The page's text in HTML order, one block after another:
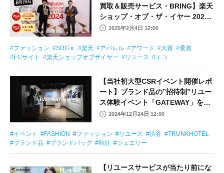
買取＆販売サービス・BRING】楽天
ショップ・オブ・ザ・イヤー 2024
にて「メンズファッションジャンル
W受賞
2025年2月4日 12:00
ファッション SDGｓ 楽天 アパレル アワード 大賞
受賞
ECサイト
楽天ショップオブザイヤー リユース エコ
【当社初大型CSRイベント開催レポ
ート】ブランド品の”招待制”リユー
ス体験イベント「GATEWAY」を開
催 2024年12月24日 12:00
イベント FASHION ファッション リユース 渋谷
TRUNKHOTEL
ブランド品
ブランドバッグ 時計 ジュエリー
【リユースサービスが当たり前にな